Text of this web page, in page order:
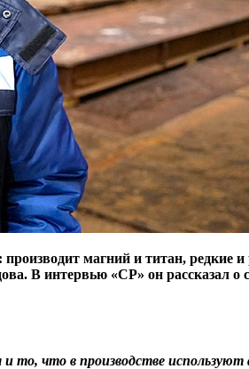
магний и титан, редкие
В интервью «СР» он рассказал о
что в производстве